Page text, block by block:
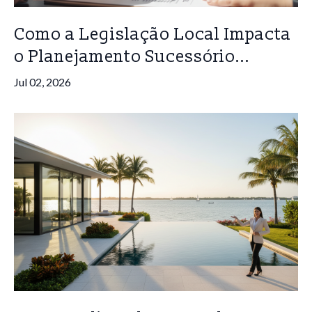
Como a Legislação Local Impacta
o Planejamento Sucessório...
Jul 02, 2026